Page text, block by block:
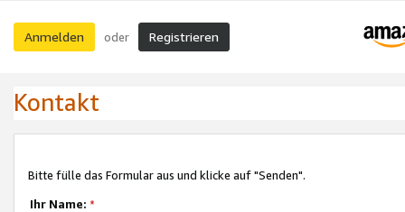
Anmelden oder Registrieren
Kontakt
Bitte fülle das Formular aus und klicke auf "Senden".
Ihr Name: *